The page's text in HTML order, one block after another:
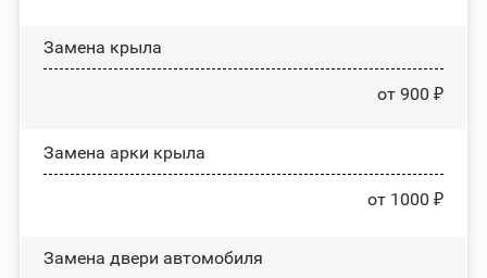
Замена крыла
от 900 ₽
Замена арки крыла
от 1000 ₽
Замена двери автомобиля